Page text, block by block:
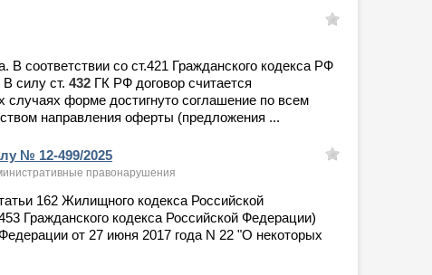
соответствии со ст.421 Гражданского кодекса РФ
силу ст. 432 ГК РФ договор считается
форме достигнуто соглашение по всем
направления оферты (предложения ...
№ 12-499/2025
правонарушения
162 Жилищного кодекса Российской
Гражданского кодекса Российской Федерации)
от 27 июня 2017 года N 22 "О некоторых